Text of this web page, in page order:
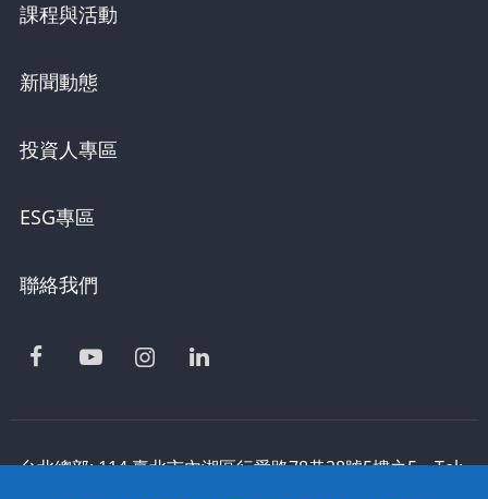
課程與活動
新聞動態
投資人專區
ESG專區
聯絡我們
台北總部: 114 臺北市內湖區行愛路78巷28號5樓之5 Tel: